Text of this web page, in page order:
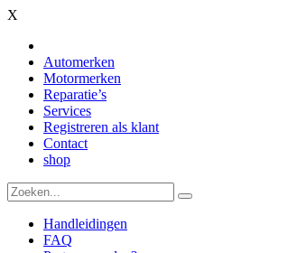
X
Automerken
Motormerken
Reparatie’s
Services
Registreren als klant
Contact
shop
Handleidingen
FAQ